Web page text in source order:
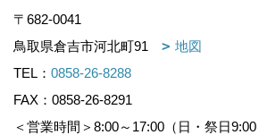
〒682-0041
鳥取県倉吉市河北町91
地図
TEL： 0858-26-8288
FAX：0858-26-8291
＜営業時間＞8:00～17:00（日・祭日